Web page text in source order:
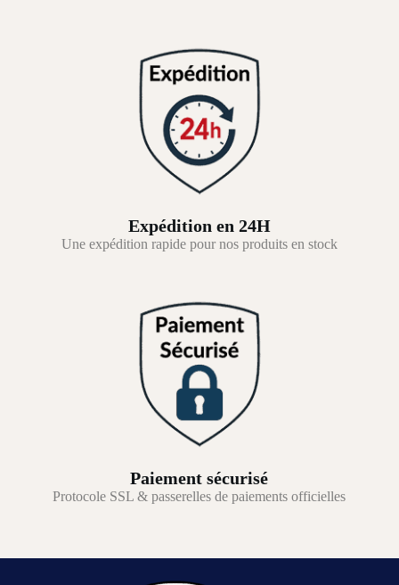
Expédition en 24H
Une expédition rapide pour nos produits en stock
Paiement sécurisé
Protocole SSL & passerelles de paiements officielles